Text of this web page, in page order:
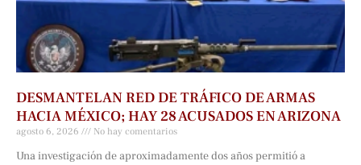
DESMANTELAN RED DE TRÁFICO DE ARMAS
HACIA MÉXICO; HAY 28 ACUSADOS EN ARIZONA
agosto 6, 2026 No hay comentarios
Una investigación de aproximadamente dos años permitió a